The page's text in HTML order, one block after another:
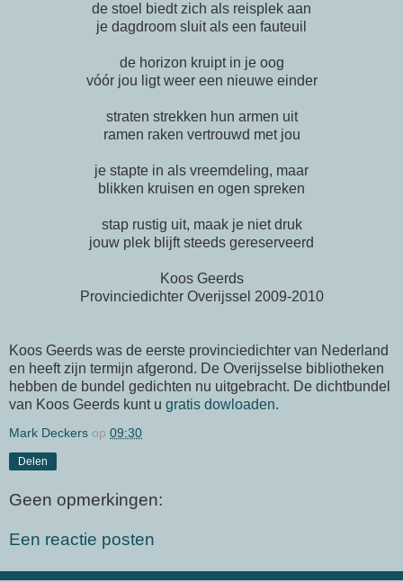
de stoel biedt zich als reisplek aan
je dagdroom sluit als een fauteuil
de horizon kruipt in je oog
vóór jou ligt weer een nieuwe einder
straten strekken hun armen uit
ramen raken vertrouwd met jou
je stapte in als vreemdeling, maar
blikken kruisen en ogen spreken
stap rustig uit, maak je niet druk
jouw plek blijft steeds gereserveerd
Koos Geerds
Provinciedichter Overijssel 2009-2010
Koos Geerds was de eerste provinciedichter van Nederland
en heeft zijn termijn afgerond. De Overijsselse bibliotheken
hebben de bundel gedichten nu uitgebracht. De dichtbundel
van Koos Geerds kunt u gratis dowloaden.
Mark Deckers op 09:30
Delen
Geen opmerkingen:
Een reactie posten